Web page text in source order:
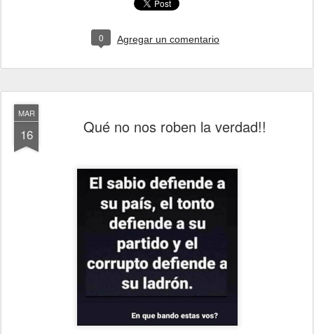
0 Agregar un comentario
MAR
16 Qué no nos roben la verdad!!